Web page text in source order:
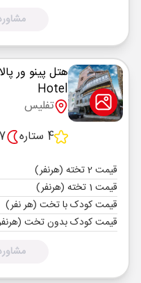
هتل پینو ور
Hotel
تفلیس
4 ستاره
7 شب
قیمت 2 تخته (هرنفر)
قیمت 1 تخته (هرنفر)
قیمت کودک با تخت (هر نفر)
قیمت کودک بدون تخت